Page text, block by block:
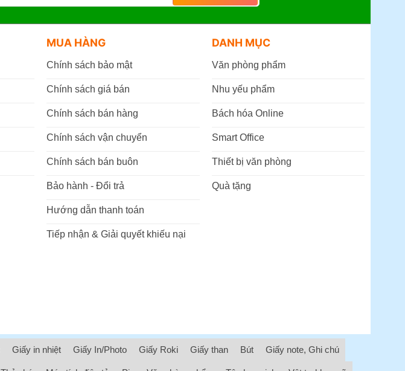
MUA HÀNG
Chính sách bảo mật
Chính sách giá bán
Chính sách bán hàng
Chính sách vận chuyển
Chính sách bán buôn
Bảo hành - Đổi trả
Hướng dẫn thanh toán
Tiếp nhận & Giải quyết khiếu nại
DANH MỤC
Văn phòng phẩm
Nhu yếu phẩm
Bách hóa Online
Smart Office
Thiết bị văn phòng
Quà tặng
Giấy in nhiệt Giấy In/Photo Giấy Roki Giấy than Bút Giấy note, Ghi chú